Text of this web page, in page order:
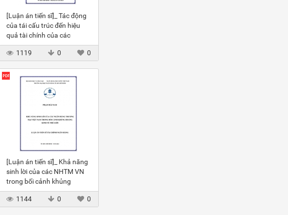
[Luận án tiến sĩ]_ Tác động
của tái cấu trúc đến hiệu
quả tài chính của các
NHTM Việt Nam
1119
0 0
[Luận án tiến sĩ]_ Khả năng
sinh lời của các NHTM VN
trong bối cảnh khủng
hoảng kinh tế thế giới
1144
0 0